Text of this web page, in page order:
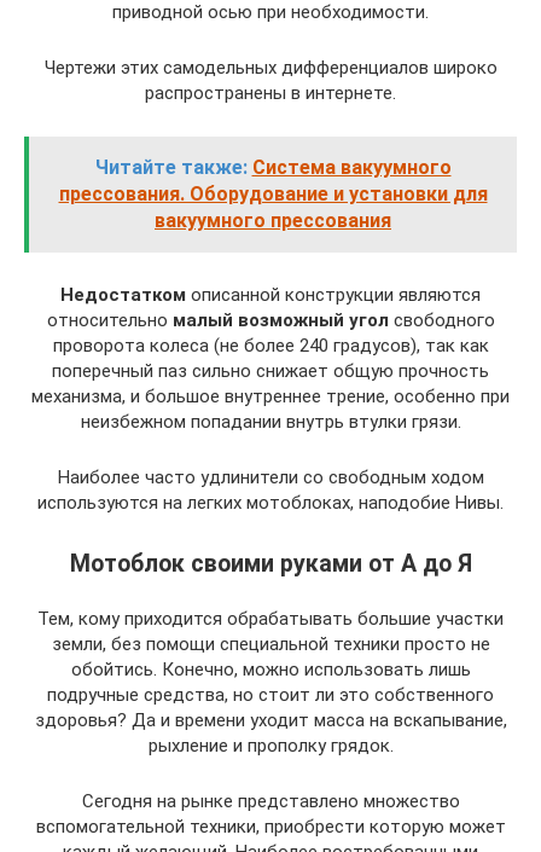
приводной осью при необходимости.
Чертежи этих самодельных дифференциалов широко
распространены в интернете.
Читайте также: Система вакуумного
прессования. Оборудование и установки для
вакуумного прессования
Недостатком описанной конструкции являются
относительно малый возможный угол свободного
проворота колеса (не более 240 градусов), так как
поперечный паз сильно снижает общую прочность
механизма, и большое внутреннее трение, особенно при
неизбежном попадании внутрь втулки грязи.
Наиболее часто удлинители со свободным ходом
используются на легких мотоблоках, наподобие Нивы.
Мотоблок своими руками от А до Я
Тем, кому приходится обрабатывать большие участки
земли, без помощи специальной техники просто не
обойтись. Конечно, можно использовать лишь
подручные средства, но стоит ли это собственного
здоровья? Да и времени уходит масса на вскапывание,
рыхление и прополку грядок.
Сегодня на рынке представлено множество
вспомогательной техники, приобрести которую может